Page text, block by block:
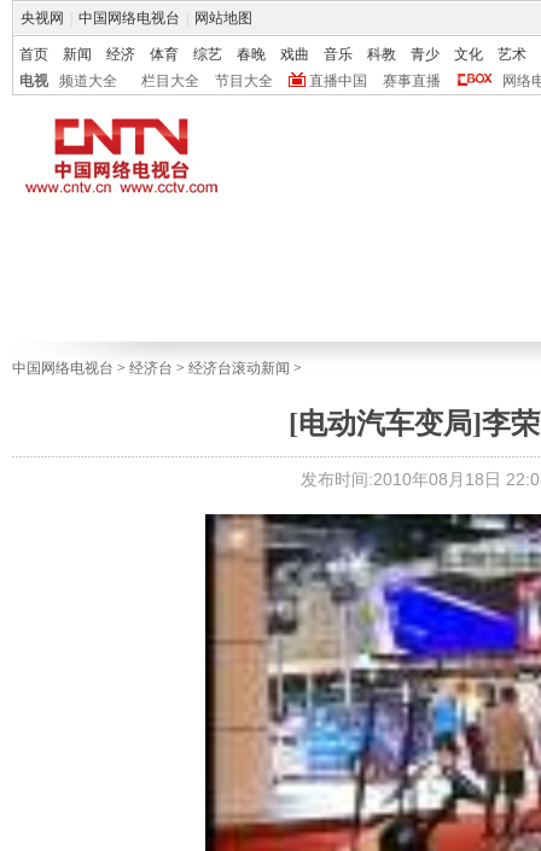
央视网 中国网络电视台 网站地图
首页 新闻 经济 体育 综艺 春晚 戏曲 音乐 科教 青少 文化
艺术
电视
频道大全 栏目大全 节目大全 直播中国 赛事直播 网络
中国网络电视台 > 经济台 > 经济台滚动新闻 >
[电动汽车变局]李
发布时间:2010年08月18日